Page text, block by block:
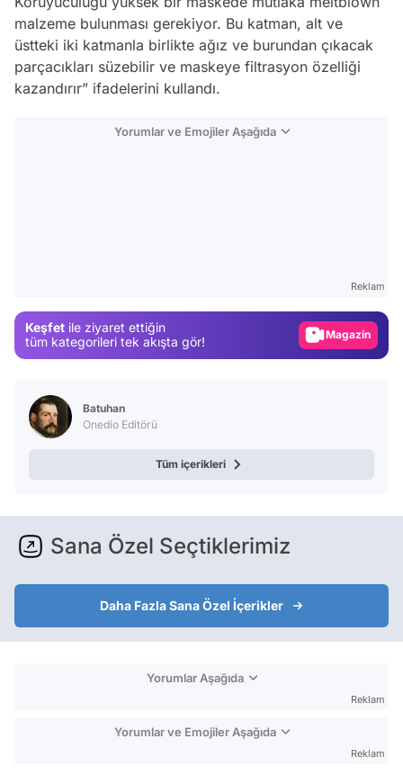
malzeme bulunması gerekiyor. Bu katman, alt ve
üstteki iki katmanla birlikte ağız ve burundan çıkacak
parçacıkları süzebilir ve maskeye filtrasyon özelliği
kazandırır” ifadelerini kullandı.
Yorumlar ve Emojiler Aşağıda
Reklam
Keşfet ile ziyaret ettiğin
tüm kategorileri tek akışta gör!
Gündem
Magazin
Video
Batuhan
Onedio Editörü
Tüm içerikleri
Sana Özel Seçtiklerimiz
Daha Fazla Sana Özel İçerikler
Yorumlar Aşağıda
Reklam
Yorumlar ve Emojiler Aşağıda
Reklam